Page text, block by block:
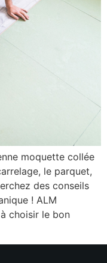
moquette collée
le parquet,
des conseils
! ALM
choisir le bon